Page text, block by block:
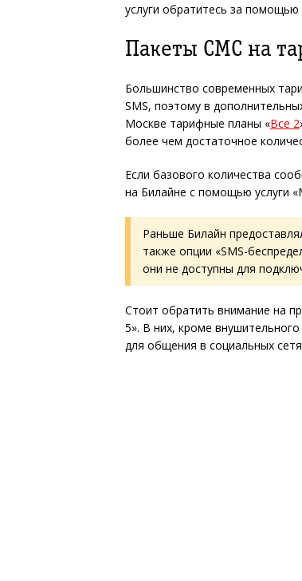
услуги обратитесь за
Пакеты СМС на
Большинство современных
SMS, поэтому в
Москве тарифные планы «Все 2
более чем достаточное
Если базового количества
на Билайне с помощью услуги
Раньше Билайн
также опции «SMS-
они не доступны для
Стоит обратить внимание на
5». В них, кроме
для общения в социальных